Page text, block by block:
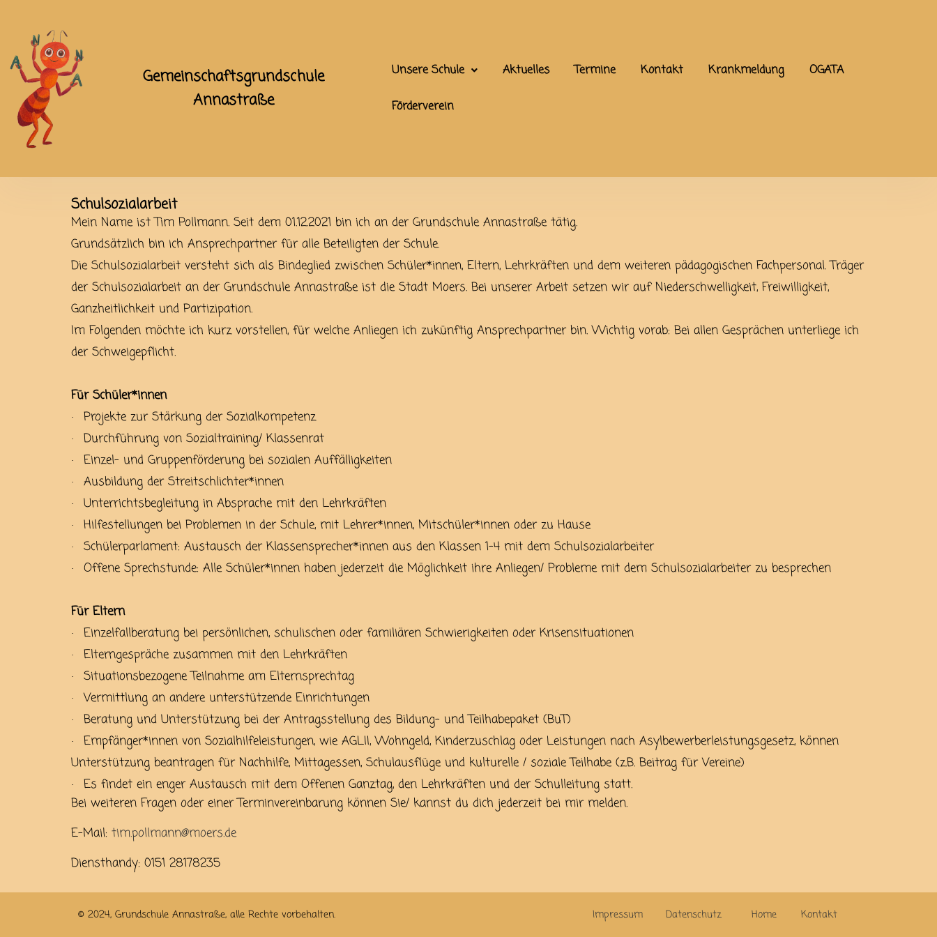
Gemeinschaftsgrundschule
Annastraße
Unsere Schule Aktuelles Termine Kontakt Krankmeldung OGATA
Förderverein
Schulsozialarbeit
Mein Name ist Tim Pollmann. Seit dem 01.12.2021 bin ich an der Grundschule Annastraße tätig.
Grundsätzlich bin ich Ansprechpartner für alle Beteiligten der Schule.
Die Schulsozialarbeit versteht sich als Bindeglied zwischen Schüler*innen, Eltern, Lehrkräften und dem weiteren pädagogischen Fachpersonal. Träger
der Schulsozialarbeit an der Grundschule Annastraße ist die Stadt Moers. Bei unserer Arbeit setzen wir auf Niederschwelligkeit, Freiwilligkeit,
Ganzheitlichkeit und Partizipation.
Im Folgenden möchte ich kurz vorstellen, für welche Anliegen ich zukünftig Ansprechpartner bin. Wichtig vorab: Bei allen Gesprächen unterliege ich
der Schweigepflicht.
Für Schüler*innen
· Projekte zur Stärkung der Sozialkompetenz
· Durchführung von Sozialtraining/ Klassenrat
· Einzel- und Gruppenförderung bei sozialen Auffälligkeiten
· Ausbildung der Streitschlichter*innen
· Unterrichtsbegleitung in Absprache mit den Lehrkräften
· Hilfestellungen bei Problemen in der Schule, mit Lehrer*innen, Mitschüler*innen oder zu Hause
· Schülerparlament: Austausch der Klassensprecher*innen aus den Klassen 1-4 mit dem Schulsozialarbeiter
· Offene Sprechstunde: Alle Schüler*innen haben jederzeit die Möglichkeit ihre Anliegen/ Probleme mit dem Schulsozialarbeiter zu besprechen
Für Eltern
· Einzelfallberatung bei persönlichen, schulischen oder familiären Schwierigkeiten oder Krisensituationen
· Elterngespräche zusammen mit den Lehrkräften
· Situationsbezogene Teilnahme am Elternsprechtag
· Vermittlung an andere unterstützende Einrichtungen
· Beratung und Unterstützung bei der Antragsstellung des Bildung- und Teilhabepaket (BuT)
·
Empfänger*innen von Sozialhilfeleistungen, wie AGLII, Wohngeld, Kinderzuschlag oder Leistungen nach Asylbewerberleistungsgesetz, können
Unterstützung beantragen für Nachhilfe, Mittagessen, Schulausflüge und kulturelle / soziale Teilhabe (z.B. Beitrag für Vereine)
· Es findet ein enger Austausch mit dem Offenen Ganztag, den Lehrkräften und der Schulleitung statt.
Bei weiteren Fragen oder einer Terminvereinbarung können Sie/ kannst du dich jederzeit bei mir melden.
E-Mail: tim.pollmann@moers.de
Diensthandy: 0151 28178235
© 2024, Grundschule Annastraße, alle Rechte vorbehalten. Impressum Datenschutz Home Kontakt